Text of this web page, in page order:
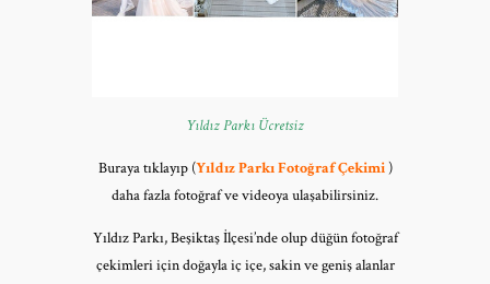
Yıldız Parkı Ücretsiz
Buraya tıklayıp (Yıldız Parkı Fotoğraf Çekimi)
daha fazla fotoğraf ve videoya ulaşabilirsiniz.
Yıldız Parkı, Beşiktaş İlçesi’nde olup düğün fotoğraf
çekimleri için doğayla iç içe, sakin ve geniş alanlar